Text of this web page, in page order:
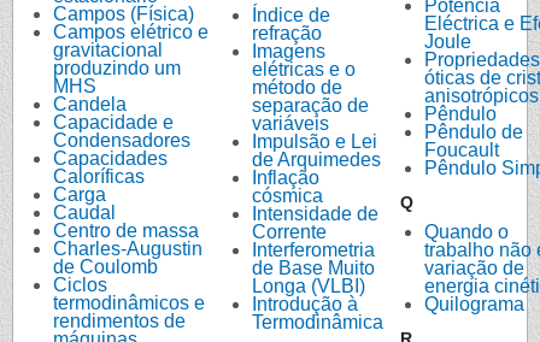
Campos (Física)
Campos elétrico e
gravitacional
produzindo um
MHS
Candela
Capacidade e
Condensadores
Capacidades
Caloríficas
Carga
Caudal
Centro de massa
Charles-Augustin
de Coulomb
Ciclos
termodinâmicos e
rendimentos de
Índice de
refração
Imagens
elétricas e o
método de
separação de
variáveis
Impulsão e Lei
de Arquimedes
Inflação
cósmica
Intensidade de
Corrente
Interferometria
de Base Muito
Longa (VLBI)
Introdução à
Termodinâmica
Potência
Eléctrica e
Joule
Propriedades
óticas de
anisotrópicos
Pêndulo
Pêndulo de
Foucault
Pêndulo
Q
Quando o
trabalho não
variação de
energia
Quilograma